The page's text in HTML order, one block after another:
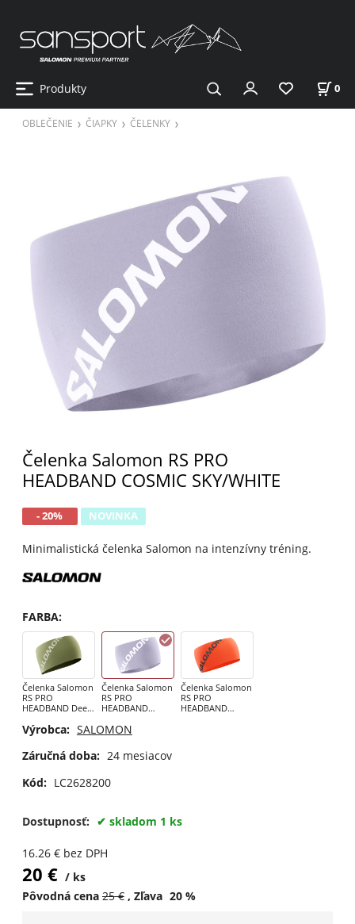
Produkty 0
OBLEČENIE ČIAPKY ČELENKY
Čelenka Salomon RS PRO
HEADBAND COSMIC SKY/WHITE
- 20% NOVINKA
Minimalistická čelenka Salomon na intenzívny tréning.
FARBA:
Čelenka Salomon
RS PRO
HEADBAND Deep
Čelenka Salomon
RS PRO
HEADBAND
SKY/WHITE
Čelenka Salomon
RS PRO
HEADBAND
Výrobca: SALOMON
Záručná doba: 24 mesiacov
Kód: LC2628200
Dostupnosť: skladom 1 ks
16.26€ bez DPH
20 €
ks
Pôvodná cena 25€ Zľava 20%